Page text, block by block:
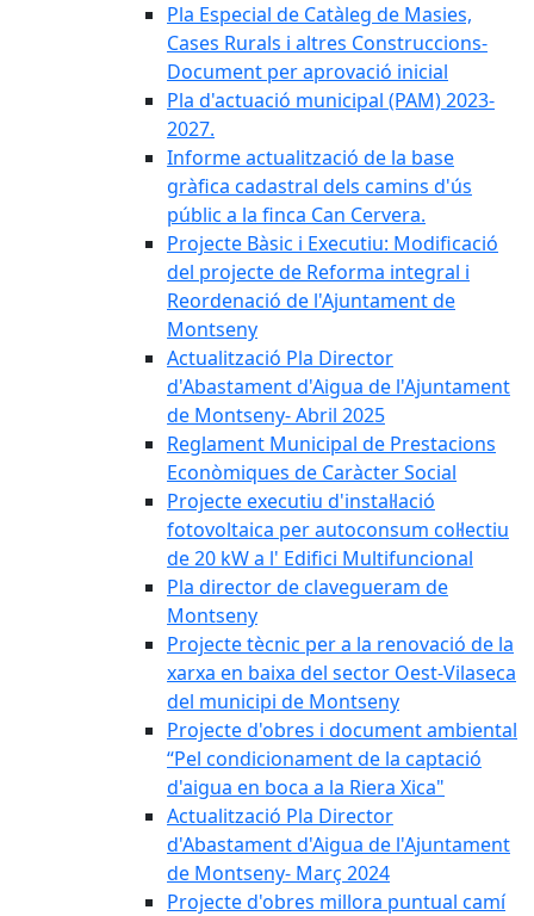
Pla Especial de Catàleg de Masies,
Cases Rurals i altres Construccions-
Document per aprovació inicial
Pla d'actuació municipal (PAM) 2023-
2027.
Informe actualització de la base
gràfica cadastral dels camins d'ús
públic a la finca Can Cervera.
Projecte Bàsic i Executiu: Modificació
del projecte de Reforma integral i
Reordenació de l'Ajuntament de
Montseny
Actualització Pla Director
d'Abastament d'Aigua de l'Ajuntament
de Montseny- Abril 2025
Reglament Municipal de Prestacions
Econòmiques de Caràcter Social
Projecte executiu d'instal·lació
fotovoltaica per autoconsum col·lectiu
de 20 kW a l' Edifici Multifuncional
Pla director de clavegueram de
Montseny
Projecte tècnic per a la renovació de la
xarxa en baixa del sector Oest-Vilaseca
del municipi de Montseny
Projecte d'obres i document ambiental
“Pel condicionament de la captació
d'aigua en boca a la Riera Xica"
Actualització Pla Director
d'Abastament d'Aigua de l'Ajuntament
de Montseny- Març 2024
Projecte d'obres millora puntual camí